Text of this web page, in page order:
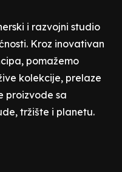
i razvojni studio
Kroz inovativan
pomažemo
kolekcije, prelaze
proizvode sa
tržište i planetu.